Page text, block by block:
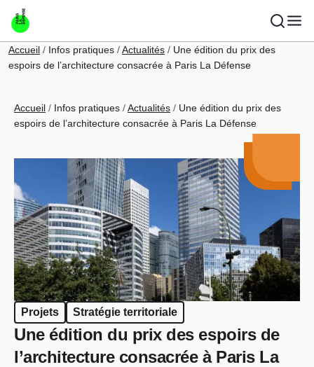
Aller au contenu principal
Fil d'Ariane
Accueil Infos pratiques Actualités
Une édition du prix des
espoirs de l’architecture consacrée à Paris La Défense
Fil d'Ariane
Accueil Infos pratiques Actualités
Une édition du prix des
espoirs de l’architecture consacrée à Paris La Défense
Projets Stratégie territoriale
Une édition du prix des espoirs de
l’architecture consacrée à Paris La